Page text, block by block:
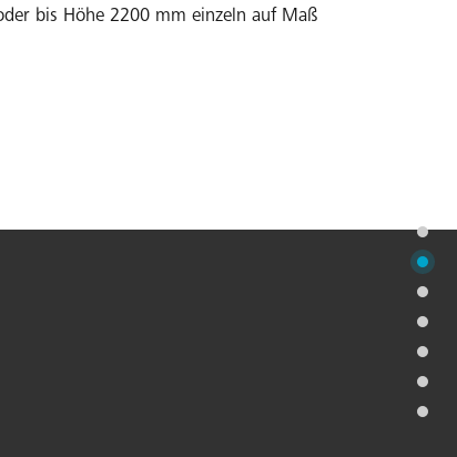
bis Höhe 2200 mm einzeln auf Maß
Duschwannen und Kermi